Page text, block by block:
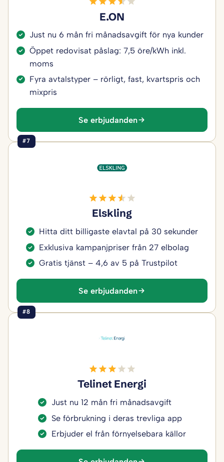
E.ON
Just nu 6 mån fri månadsavgift för nya kunder
Öppet redovisat påslag: 7,5 öre/kWh inkl.
moms
Fyra avtalstyper – rörligt, fast, kvartspris och
mixpris
Se erbjudanden
#7
Elskling
Hitta ditt billigaste elavtal på 30 sekunder
Exklusiva kampanjpriser från 27 elbolag
Gratis tjänst – 4,6 av 5 på Trustpilot
Se erbjudanden
#8
Telinet Energi
Just nu 12 mån fri månadsavgift
Se förbrukning i deras trevliga app
Erbjuder el från förnyelsebara källor